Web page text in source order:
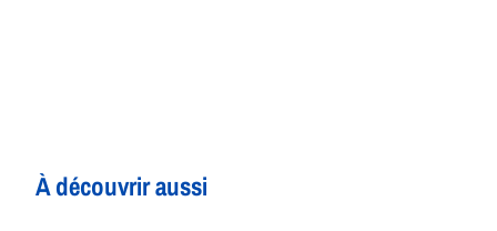
À découvrir aussi